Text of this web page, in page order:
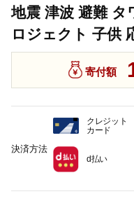
地震 津波 避難 タ
ロジェクト 子供
寄付額
決済方法
クレジット
カード
d払い